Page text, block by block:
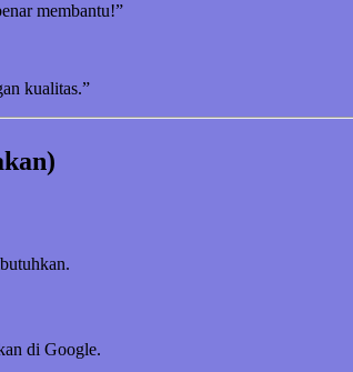
membantu!”
kualitas.”
di Google.